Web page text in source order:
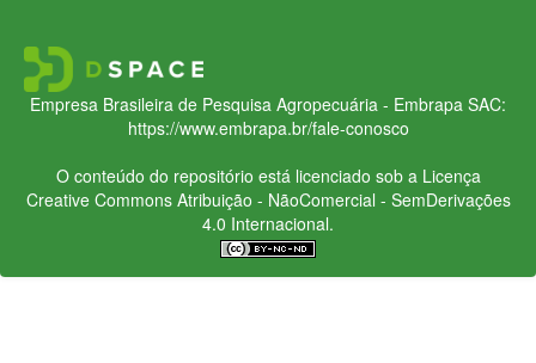
Empresa Brasileira de Pesquisa Agropecuária - Embrapa SAC:
https://www.embrapa.br/fale-conosco
O conteúdo do repositório está licenciado sob a Licença
Creative CommonsAtribuição - NãoComercial - SemDerivações
4.0 Internacional.